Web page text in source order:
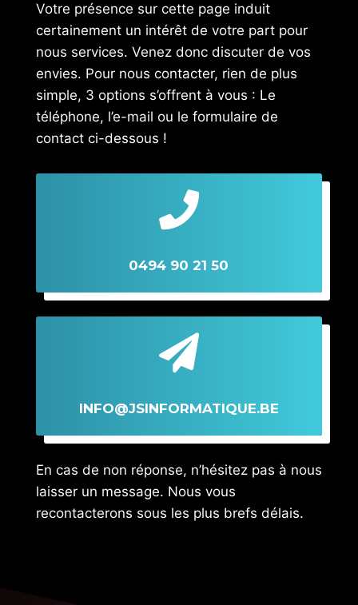
Votre présence sur cette page induit
certainement un intérêt de votre part pour
nous services. Venez donc discuter de vos
envies. Pour nous contacter, rien de plus
simple, 3 options s’offrent à vous : Le
téléphone, l’e-mail ou le formulaire de
contact ci-dessous !

0494 90 21 50

INFO@JSINFORMATIQUE.BE
En cas de non réponse, n’hésitez pas à nous
laisser un message. Nous vous
recontacterons sous les plus brefs délais.